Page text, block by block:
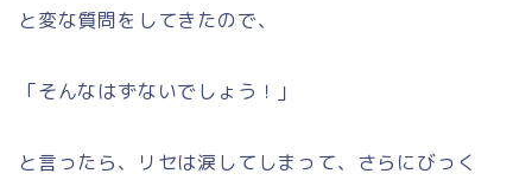
と変な質問をしてきたので、
「そんなはずないでしょう！」
と言ったら、リセは涙してしまって、さらにびっく